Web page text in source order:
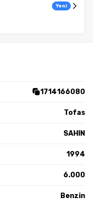
Yeni
1714166080
Tofas
SAHIN
1994
6.000
Benzin